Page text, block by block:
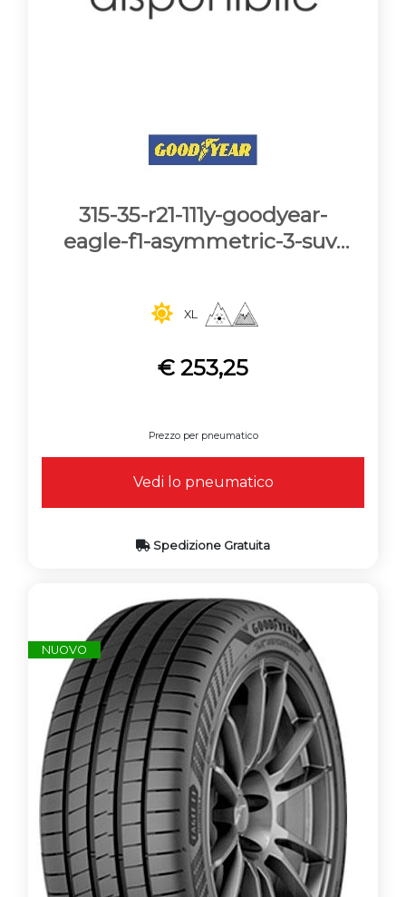
315-35-r21-111y-goodyear-
eagle-f1-asymmetric-3-suv-
XL
€ 253,25
Prezzo per pneumatico
Vedi lo pneumatico
Spedizione Gratuita
NUOVO